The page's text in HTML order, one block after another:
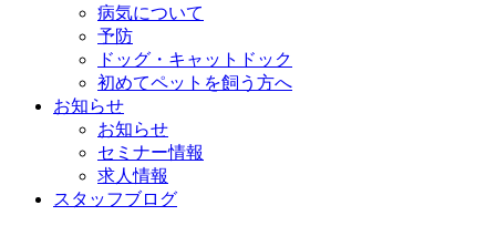
病気について
予防
ドッグ・キャットドック
初めてペットを飼う方へ
お知らせ
お知らせ
セミナー情報
求人情報
スタッフブログ